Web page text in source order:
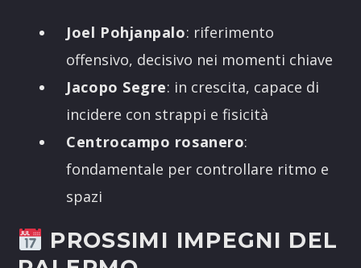
Joel Pohjanpalo: riferimento
offensivo, decisivo nei momenti chiave
Jacopo Segre: in crescita, capace di
incidere con strappi e fisicità
Centrocampo rosanero:
fondamentale per controllare ritmo e
spazi
PROSSIMI IMPEGNI DEL